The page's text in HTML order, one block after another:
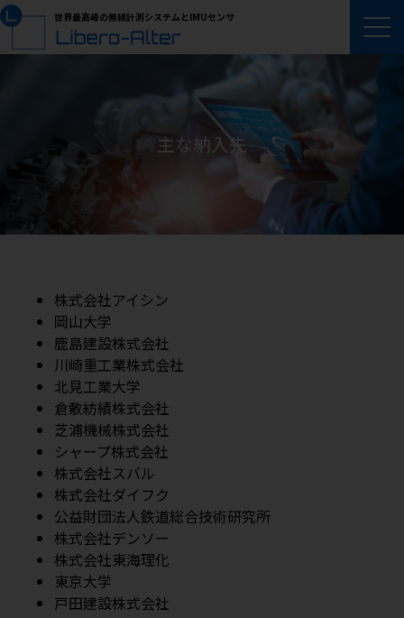
世界最高峰の無線計測システムとIMUセンサ
主な納入先
株式会社アイシン
岡山大学
鹿島建設株式会社
川崎重工業株式会社
北見工業大学
倉敷紡績株式会社
芝浦機械株式会社
シャープ株式会社
株式会社スバル
株式会社ダイフク
公益財団法人鉄道総合技術研究所
株式会社デンソー
株式会社東海理化
東京大学
戸田建設株式会社